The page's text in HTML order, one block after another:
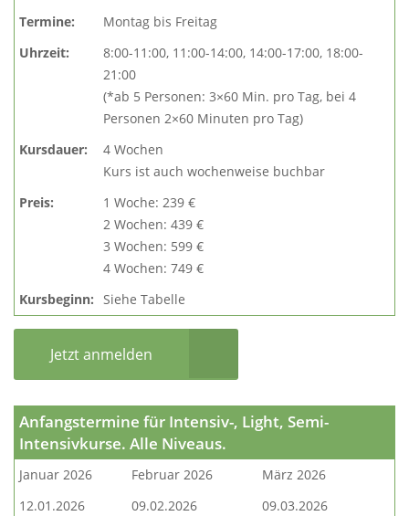
Termine:
Montag bis Freitag
Uhrzeit:
8:00-11:00, 11:00-14:00, 14:00-17:00, 18:00-
21:00
(*ab 5 Personen: 3×60 Min. pro Tag, bei 4
Personen 2×60 Minuten pro Tag)
Kursdauer:
4 Wochen
Kurs ist auch wochenweise buchbar
Preis:
1 Woche: 239 €
2 Wochen: 439 €
3 Wochen: 599 €
4 Wochen: 749 €
Kursbeginn: Siehe Tabelle
Jetzt anmelden
Anfangstermine für Intensiv-, Light, Semi-
Intensivkurse. Alle Niveaus.
Januar 2026 Februar 2026
März 2026
12.01.2026
09.02.2026
09.03.2026